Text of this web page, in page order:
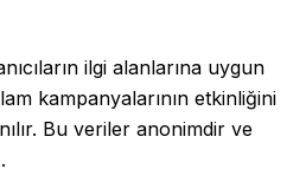
ilgi alanlarına uygun
kampanyalarının etkinliğini
Bu veriler anonimdir ve